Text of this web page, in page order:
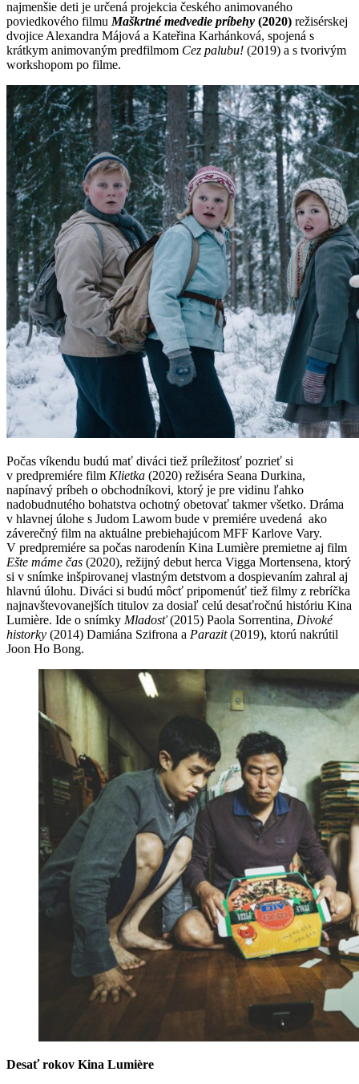
najmenšie deti je určená projekcia českého animovaného
poviedkového filmuMaškrtné medvedie príbehy (2020) režisérskej
dvojice Alexandra Májová a Kateřina Karhánková, spojená s
krátkym animovaným predfilmom Cez palubu! (2019) a s tvorivým
workshopom po filme.
Počas víkendu budú mať diváci tiež príležitosť pozrieť si
v predpremiére film Klietka (2020) režiséra Seana Durkina,
napínavý príbeh o obchodníkovi, ktorý je pre vidinu ľahko
nadobudnutého bohatstva ochotný obetovať takmer všetko. Dráma
v hlavnej úlohe s Judom Lawom bude v premiére uvedená ako
záverečný film na aktuálne prebiehajúcom MFF Karlove Vary.
V predpremiére sa počas narodenín Kina Lumière premietne aj film
Ešte máme čas (2020), režijný debut herca Vigga Mortensena, ktorý
si v snímke inšpirovanej vlastným detstvom a dospievaním zahral aj
hlavnú úlohu. Diváci si budú môcť pripomenúť tiež filmy z rebríčka
najnavštevovanejších titulov za dosiaľ celú desaťročnú históriu Kina
Lumière. Ide o snímky Mladosť(2015) Paola Sorrentina, Divoké
historky (2014) Damiána Szifrona a Parazit(2019), ktorú nakrútil
Joon Ho Bong.
Desať rokov Kina Lumière